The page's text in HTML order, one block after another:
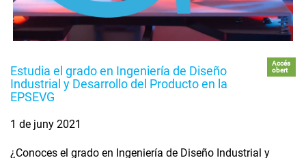
Estudia el grado en Ingeniería de Diseño
Industrial y Desarrollo del Producto en la
EPSEVG
Accés
obert
1 de juny 2021
¿Conoces el grado en Ingeniería de Diseño Industrial y